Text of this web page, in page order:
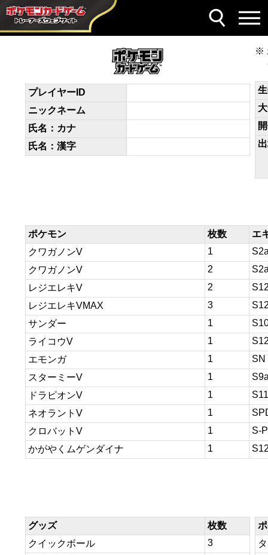
デッキコード
EMyMy3-56BWS9-3yyyyS
プレイヤーID
ニックネーム
氏名：カナ
氏名：漢字
ポケモン 枚数
エ
クワガノンV
1
クワガノンV
2
レジエレキV
2
レジエレキVMAX
3
サンダー
1
ライコウV
1
エモンガ
1
SN
スターミーV
1
ドラピオンV
1
S11
ネオラントV
1
クロバットV
1
S-P
かがやくムゲンダイナ
1
グッズ
枚数
クイックボール
3